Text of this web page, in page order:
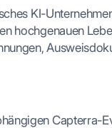
KI-
hochgenauen
Capterra-